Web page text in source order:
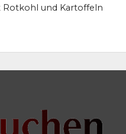
Rotkohl und Kartoffeln